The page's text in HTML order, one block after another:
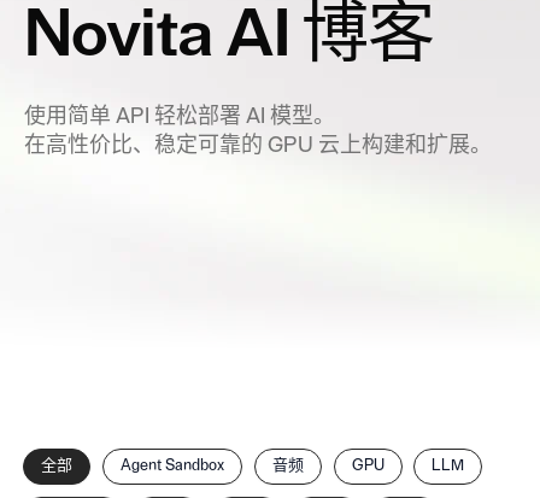
Novita AI 博客
使用简单 API 轻松部署 AI 模型。
在高性价比、稳定可靠的 GPU 云上构建和扩展。
按
分
全部 Agent Sandbox 音频 GPU LLM